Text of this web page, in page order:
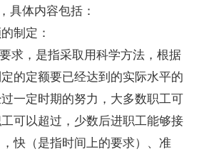
具体内容包括：
制定：
，是指采取用科学方法，根据
的定额要已经达到的实际水平的
一定时期的努力，大多数职工可
可以超过，少数后进职工能够接
快（是指时间上的要求）、准